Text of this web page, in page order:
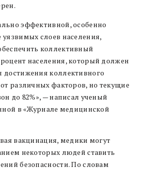
эффективной, особенно
слоев населения,
коллективный
населения, который должен
коллективного
различных факторов, но текущие
до 82%», — написал ученый
в «Журнале медицинской
вакцинация, медики могут
некоторых людей ставить
безопасности. По словам